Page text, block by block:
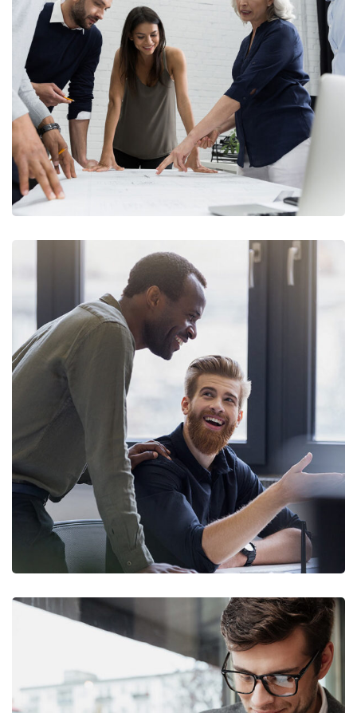
Finance Strategy
FINANCE/ MARKETING
Digital Marketing
FINANCE/ MARKETING